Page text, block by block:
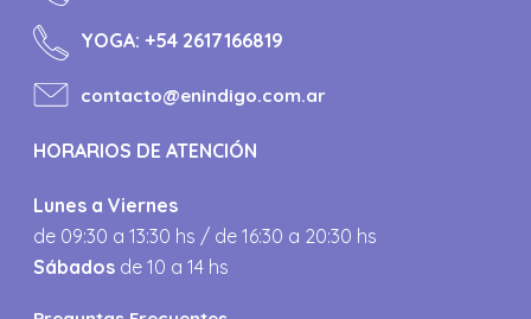
YOGA:+54 2617166819
contacto@enindigo.com.ar
HORARIOS DE ATENCIÓN
Lunes a Viernes
de 09:30 a 13:30 hs / de 16:30 a 20:30 hs
Sábados de 10 a 14 hs